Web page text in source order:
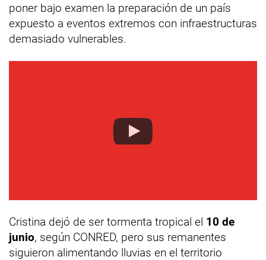
poner bajo examen la preparación de un país
expuesto a eventos extremos con infraestructuras
demasiado vulnerables.
Cristina dejó de ser tormenta tropical el 10 de
junio, según CONRED, pero sus remanentes
siguieron alimentando lluvias en el territorio